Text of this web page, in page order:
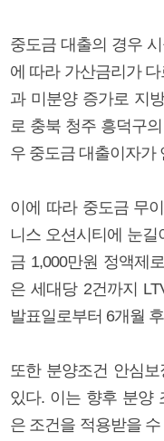
중도금 대출의 경우
에 따라 가산금리가
과 미분양 증가로 지
로 충북 청주 흥덕구
우 중도금 대출이자가
이에 따라 중도금 무
니스 오션시티에 눈
금 1,000만원 정액제
은 세대당 2건까지
발표일로부터 6개월
또한 분양조건 안심
있다. 이는 향후 분양
은 조건을 적용받을